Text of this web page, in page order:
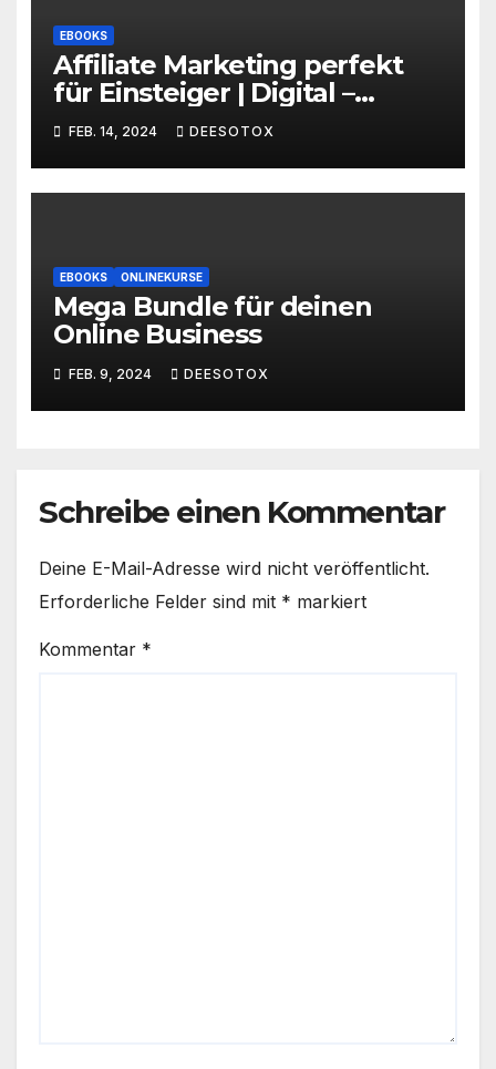
EBOOKS
Affiliate Marketing perfekt
für Einsteiger | Digital –
EBooks
FEB. 14, 2024 DEESOTOX
EBOOKS ONLINEKURSE
Mega Bundle für deinen
Online Business
FEB. 9, 2024 DEESOTOX
Schreibe einen Kommentar
Deine E-Mail-Adresse wird nicht veröffentlicht.
Erforderliche Felder sind mit * markiert
Kommentar *